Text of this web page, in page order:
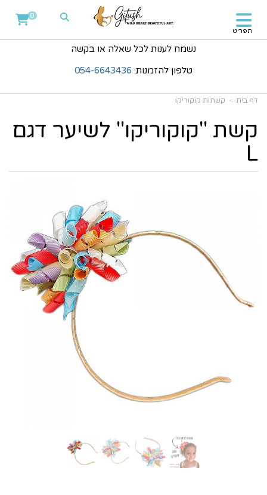
נשמח לענות לכל שאלה או בקשה
טלפון להזמנות: 054-6643436
תפריט
0
דף בית קשתות קוקוריקו
קשת "קוקוריקו" לשיער דגם
L